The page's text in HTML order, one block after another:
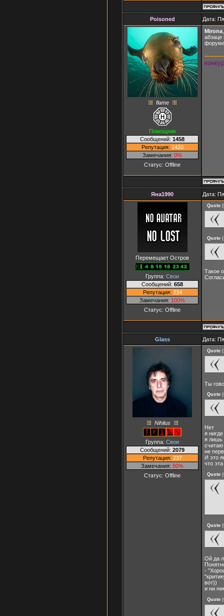
Poisoned Дата:
flame
Помощник
Сообщений: 1458
Репутация: 1420
Замечания: 0%
Статус: Offline
Mirona
абзаце
Яна1990 Дата:
Перемещает Остров
Группа: Свои
Сообщений: 658
Репутация: 234
Замечания: 100%
Статус: Offline
Quote (
Quote (
Такое
Glass Дата:
Nihilus
Группа: Свои
Сообщений: 2079
Репутация: 237
Замечания: 80%
Статус: Offline
Quote (
Ты
Quote (
Нет
я
я лишь
не
И это
что
Quote (
Quote (
Ой да
-
вот))
и ни
Quote (